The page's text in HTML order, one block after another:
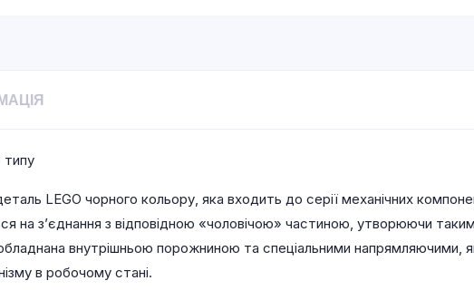
типу
LEGO чорного кольору, яка входить до серії механічних
на з’єднання з відповідною «чоловічою» частиною, утворюючи
внутрішньою порожниною та спеціальними напрямляючими,
в робочому стані.